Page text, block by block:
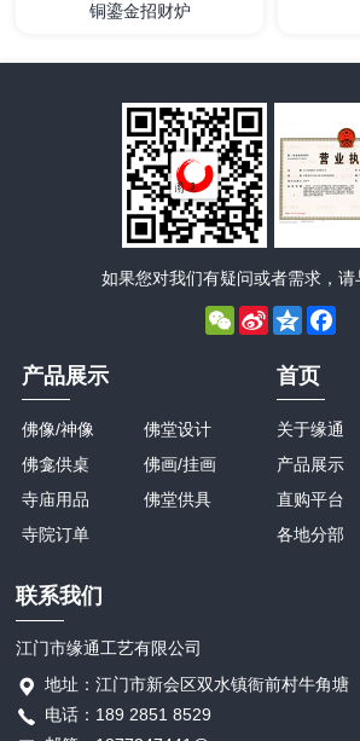
详情
铜鎏金招财炉
如果您对我们有疑问或者需求，请
WeChat
Sina
Weibo
Qzone
产品展示
佛像/神像
佛龛供桌
寺庙用品
寺院订单
佛堂设计
佛画/挂画
佛堂供具
首页
关于缘通
产品展示
直购平台
各地分部
联系我们
江门市缘通工艺有限公司
地址：江门市新会区双水镇衙前村牛角塘
电话：189 2851 8529